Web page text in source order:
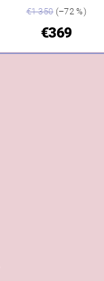
€1 350(–72 %)
€369